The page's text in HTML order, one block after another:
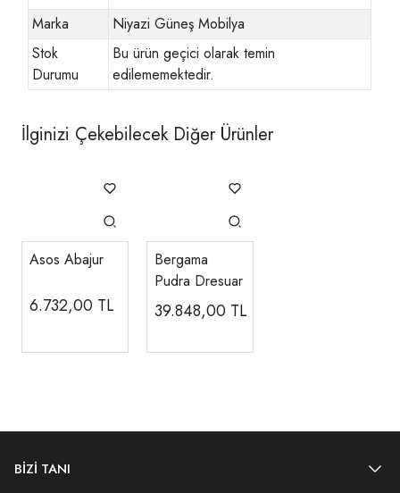
Marka
Niyazi Güneş Mobilya
Stok
Durumu
Bu ürün geçici olarak temin
edilememektedir.
İlginizi Çekebilecek Diğer Ürünler
Asos Abajur
6.732,00 TL
Bergama
Pudra Dresuar
39.848,00 TL
BİZİ TANI